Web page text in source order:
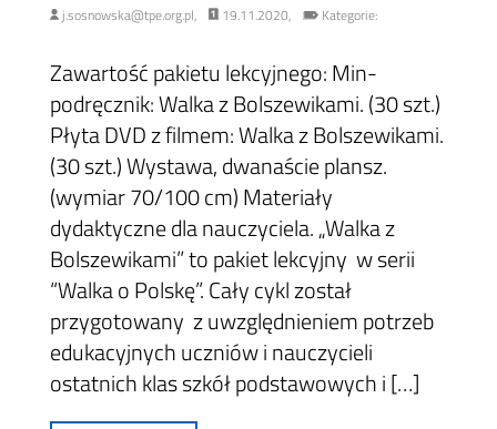
j.sosnowska@tpe.org.pl, 19.11.2020, Kategorie:
Zawartość pakietu lekcyjnego: Min-
podręcznik: Walka z Bolszewikami. (30 szt.)
Płyta DVD z filmem: Walka z Bolszewikami.
(30 szt.) Wystawa, dwanaście plansz.
(wymiar 70/100 cm) Materiały
dydaktyczne dla nauczyciela. „Walka z
Bolszewikami” to pakiet lekcyjny w serii
“Walka o Polskę”. Cały cykl został
przygotowany z uwzględnieniem potrzeb
edukacyjnych uczniów i nauczycieli
ostatnich klas szkół podstawowych i […]